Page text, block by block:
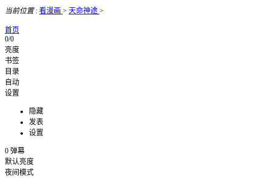
当前位置: 看漫画 > 天命神途 >
首页
0/0
亮度
书签
目录
自动
设置
隐藏
发表
设置
0 弹幕
默认亮度
夜间模式